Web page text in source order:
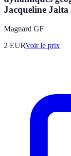
Jacqueline Jalta
Magnard GF
2 EURVoir le prix